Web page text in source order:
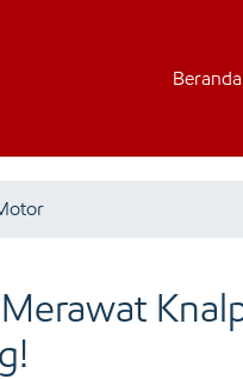
Beranda